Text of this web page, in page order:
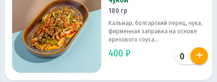
180 гр
Кальмар, болгарский перец, чука,
фирменная заправка на основе
орехового соуса...
400 ₽